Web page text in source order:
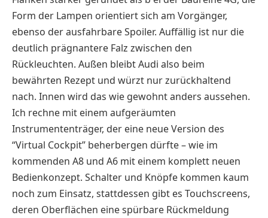
Form der Lampen orientiert sich am Vorgänger,
ebenso der ausfahrbare Spoiler. Auffällig ist nur die
deutlich prägnantere Falz zwischen den
Rückleuchten. Außen bleibt Audi also beim
bewährten Rezept und würzt nur zurückhaltend
nach. Innen wird das wie gewohnt anders aussehen.
Ich rechne mit einem aufgeräumten
Instrumententräger, der eine neue Version des
“Virtual Cockpit” beherbergen dürfte – wie im
kommenden A8 und A6 mit einem komplett neuen
Bedienkonzept. Schalter und Knöpfe kommen kaum
noch zum Einsatz, stattdessen gibt es Touchscreens,
deren Oberflächen eine spürbare Rückmeldung